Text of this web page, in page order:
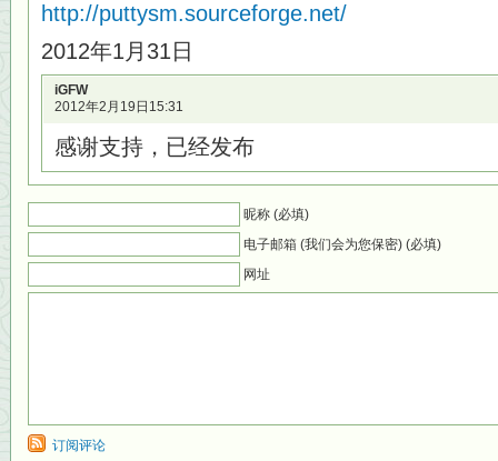
http://puttysm.sourceforge.net/
2012年1月31日
iGFW
2012年2月19日15:31
感谢支持，已经发布
昵称 (必填)
电子邮箱 (我们会为您保密) (必填)
网址
订阅评论